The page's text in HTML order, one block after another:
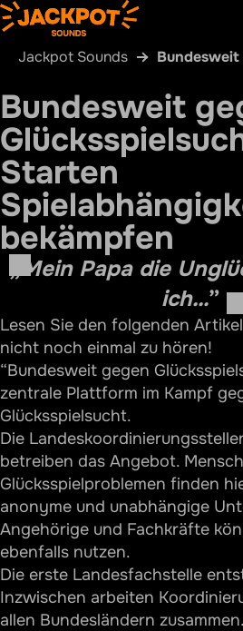
Jackpot Sounds
Bundesweit
Starten
bekämpfen
„Mein Papa die
ich…”
Lesen Sie den folgenden
nicht noch einmal zu hören!
“Bundesweit gegen
zentrale Plattform im Kampf
Glücksspielsucht.
Die
betreiben das Angebot.
Glücksspielproblemen finden
anonyme und unabhängige
Angehörige und Fachkräfte
ebenfalls nutzen.
Die erste Landesfachstelle
Inzwischen arbeiten
allen Bundesländern zusammen.